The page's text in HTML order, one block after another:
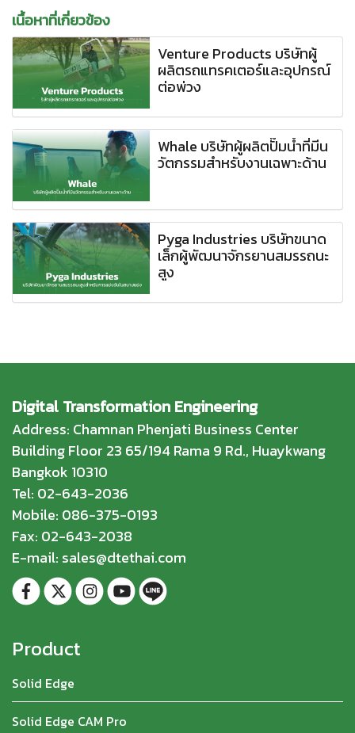
เนื้อหาที่เกี่ยวข้อง
Venture Products บริษัทผู้
ผลิตรถแทรคเตอร์และอุปกรณ์
ต่อพ่วง
Whale บริษัทผู้ผลิตปั๊มน้ำที่มีน
วัตกรรมสำหรับงานเฉพาะด้าน
Pyga Industries บริษัทขนาด
เล็กผู้พัฒนาจักรยานสมรรถนะ
สูง
Digital Transformation Engineering
Address: Chamnan Phenjati Business Center
Building Floor 23 65/194 Rama 9 Rd., Huaykwang
Bangkok 10310
Tel: 02-643-2036
Mobile: 086-375-0193
Fax: 02-643-2038
E-mail: sales@dtethai.com
Product
Solid Edge
Solid Edge CAM Pro